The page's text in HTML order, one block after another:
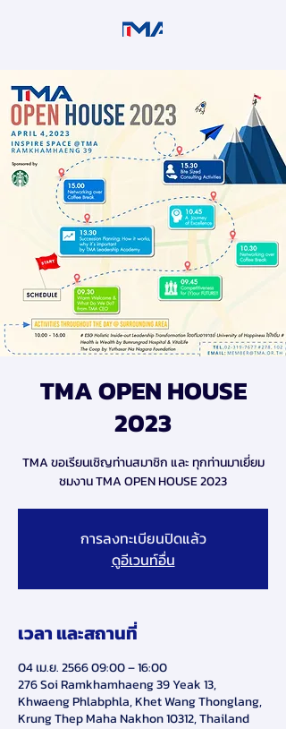
TMA OPEN HOUSE
2023
TMA ขอเรียนเชิญท่านสมาชิก และ ทุกท่านมาเยี่ยม
ชมงาน TMA OPEN HOUSE 2023
การลงทะเบียนปิดแล้ว
ดูอีเวนท์อื่น
เวลา และสถานที่
04 เม.ย. 2566 09:00 – 16:00
276 Soi Ramkhamhaeng 39 Yeak 13,
Khwaeng Phlabphla, Khet Wang Thonglang,
Krung Thep Maha Nakhon 10312, Thailand